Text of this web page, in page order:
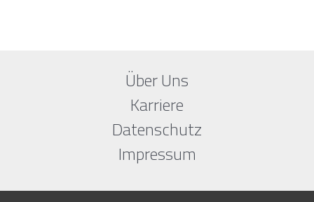
Über Uns
Karriere
Datenschutz
Impressum